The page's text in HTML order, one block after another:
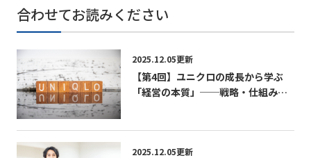
合わせてお読みください
2025.12.05更新
【第4回】ユニクロの成長から学ぶ
「経営の本質」──戦略・仕組み・
2025.12.05更新